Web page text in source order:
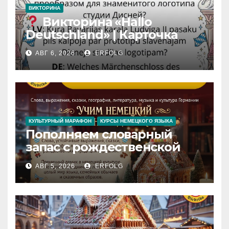
ВИКТОРИНА
Викторина «Hallo
Deutschland» | Карточка
№46
Замок вдохновения
Iedvesmas pils / Schloss der
Inspiration
АВГ 6, 2026 ERFOLG
КУЛЬТУРНЫЙ МАРАФОН КУРСЫ НЕМЕЦКОГО ЯЗЫКА
Пополняем словарный
запас с рождественской
сказкой! Учим немецкий
вместе с Lebkuchenhaus
АВГ 5, 2026 ERFOLG